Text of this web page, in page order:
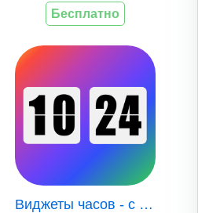
Бесплатно
Виджеты часов - с секундами